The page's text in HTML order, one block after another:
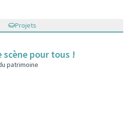
Projets
scène pour tous !
patrimoine